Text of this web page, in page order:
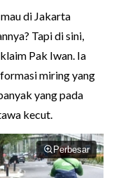
di Jakarta
Tapi di sini,
Pak Iwan. Ia
miring yang
yang pada
kecut.
Perbesar